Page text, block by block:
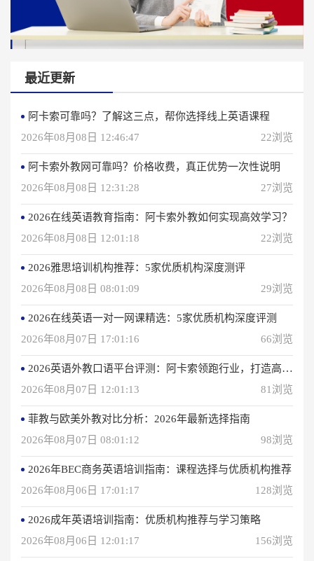
最近更新
阿卡索可靠吗？了解这三点，帮你选择线上英语课程
2026年08月08日 12:46:47
22浏览
阿卡索外教网可靠吗？价格收费，真正优势一次性说明
2026年08月08日 12:31:28
27浏览
2026在线英语教育指南：阿卡索外教如何实现高效学习？
2026年08月08日 12:01:18
22浏览
2026雅思培训机构推荐：5家优质机构深度测评
2026年08月08日 08:01:09
29浏览
2026在线英语一对一网课精选：5家优质机构深度评测
2026年08月07日 17:01:16
66浏览
2026英语外教口语平台评测：阿卡索领跑行业，打造高效学习体验
2026年08月07日 12:01:13
81浏览
菲教与欧美外教对比分析：2026年最新选择指南
2026年08月07日 08:01:12
98浏览
2026年BEC商务英语培训指南：课程选择与优质机构推荐
2026年08月06日 17:01:17
128浏览
2026成年英语培训指南：优质机构推荐与学习策略
2026年08月06日 12:01:17
156浏览